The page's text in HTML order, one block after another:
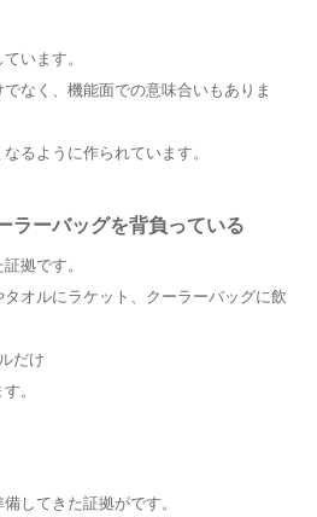
います。
なく、機能面での意味合いもありま
るように作られています。
ラーバッグを背負っている
拠です。
タオルにラケット、クーラーバッグに飲
だけ
。
してきた証拠がです。